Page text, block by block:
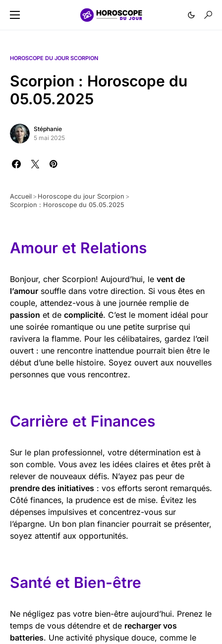
HOROSCOPE DU JOUR SCORPION
Scorpion : Horoscope du
05.05.2025
Stéphanie
5 mai 2025
Accueil > Horoscope du jour Scorpion >
Scorpion : Horoscope du 05.05.2025
Amour et Relations
Bonjour, cher Scorpion! Aujourd’hui, le vent de
l’amour souffle dans votre direction. Si vous êtes en
couple, attendez-vous à une journée remplie de
passion et de complicité. C’est le moment idéal pour
une soirée romantique ou une petite surprise qui
ravivera la flamme. Pour les célibataires, gardez l’œil
ouvert : une rencontre inattendue pourrait bien être le
début d’une belle histoire. Soyez ouvert aux nouvelles
personnes que vous rencontrez.
Carrière et Finances
Sur le plan professionnel, votre détermination est à
son comble. Vous avez les idées claires et êtes prêt à
relever de nouveaux défis. N’ayez pas peur de
prendre des initiatives : vos efforts seront remarqués.
Côté finances, la prudence est de mise. Évitez les
dépenses impulsives et concentrez-vous sur
l’épargne. Un bon plan financier pourrait se présenter,
soyez attentif aux opportunités.
Santé et Bien-être
Ne négligez pas votre bien-être aujourd’hui. Prenez le
temps de vous détendre et de recharger vos
batteries. Une activité physique douce, comme le